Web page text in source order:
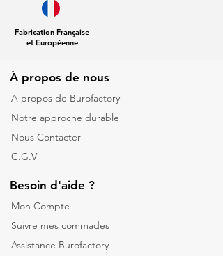
Fabrication Française
et Européenne
À propos de nous
A propos de Burofactory
Notre approche durable
Nous Contacter
C.G.V
Besoin d'aide ?
Mon Compte
Suivre mes commades
Assistance Burofactory